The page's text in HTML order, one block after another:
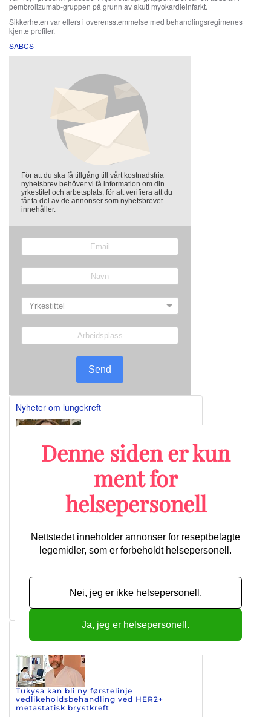
pembrolizumab-gruppen på grunn av akutt myokardieinfarkt.
Sikkerheten var ellers i overensstemmelse med behandlingsregimenes
kjente profiler.
SABCS
För att du ska få tillgång till vårt kostnadsfria
nyhetsbrev behöver vi få information om din
yrkestitel och arbetsplats, för att verifiera att du
får ta del av de annonser som nyhetsbrevet
innehåller.
Send
Nyheter om lungekreft
Retsevmo brukes til behandling av tre
Ny lungekreftstudie har tatt i bruk av
registerdata
Enhertu ved metastatisk NSCLC
Flere artikler
Nyheter om brystkreft
Tukysa kan bli ny førstelinje
vedlikeholdsbehandling ved HER2+
metastatisk brystkreft
Denne siden er kun
ment for
helsepersonell
Nettstedet inneholder annonser for reseptbelagte
legemidler, som er forbeholdt helsepersonell.
Nei, jeg er ikke helsepersonell.
Ja, jeg er helsepersonell.